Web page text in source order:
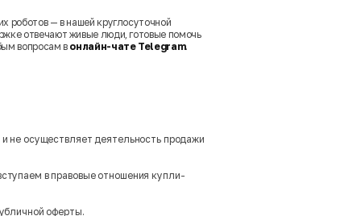
роботов — в нашей круглосуточной
отвечают живые люди, готовые помочь
вопросам в онлайн-чате Telegram.
не осуществляет деятельность продажи
в правовые отношения купли-
оферты.